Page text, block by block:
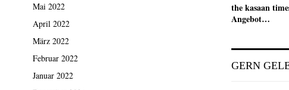
Mai 2022
April 2022
März 2022
Februar 2022
Januar 2022
the kasaan
Angebot…
GERN